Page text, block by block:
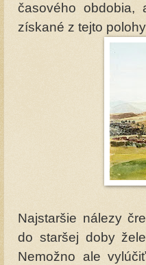
časového obdobia,
získané z tejto
Najstaršie nálezy
do staršej doby
Nemožno ale